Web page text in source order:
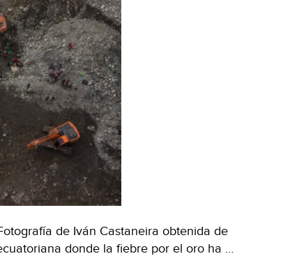
de Iván Castaneira obtenida de
donde la fiebre por el oro ha …